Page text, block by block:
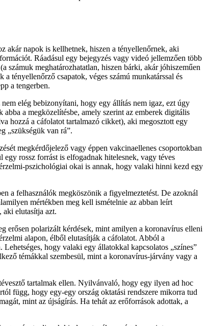
akár napok is kellhetnek, hiszen a tényellenőrnek, aki
Ráadásul egy bejegyzés vagy videó jellemzően több
meghatározhatatlan, hiszen bárki, akár jóhiszeműen
tényellenőrző csapatok, véges számú munkatárssal és
a tengerben.
elég bebizonyítani, hogy egy állítás nem igaz, ezt úgy
a megközelítésbe, amely szerint az emberek digitális
hozzá a cáfolatot tartalmazó cikket), aki megosztott egy
„szükségük van rá”.
megkérdőjelező vagy éppen vakcinaellenes csoportokban
rossz forrást is elfogadnak hitelesnek, vagy téves
pszichológiai okai is annak, hogy valaki hinni kezd egy
a felhasználók megköszönik a figyelmeztetést. De azoknál
mértékben meg kell ismételnie az abban leírt
aki elutasítja azt.
erősen polarizált kérdések, mint amilyen a koronavírus elleni
alapon, élből elutasítják a cáfolatot. Abból a
hogy valaki egy állatokkal kapcsolatos „színes”
témákkal szembesül, mint a koronavírus-járvány vagy a
tartalmak ellen. Nyilvánvaló, hogy egy ilyen ad hoc
függ, hogy egy-egy ország oktatási rendszere mikorra tud
mint az újságírás. Ha tehát az erőforrások adottak, a